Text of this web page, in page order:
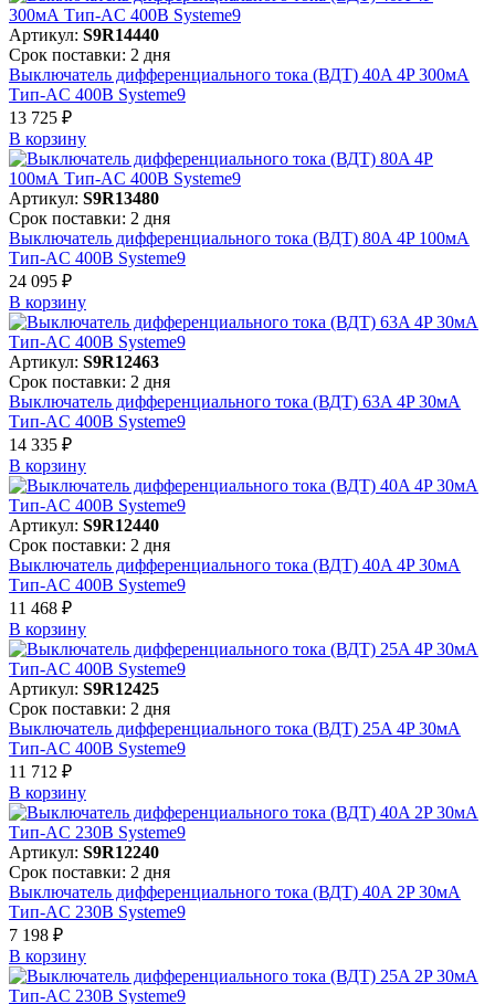
Артикул: S9R14440
Срок поставки: 2 дня
Выключатель дифференциального тока (ВДТ) 40A 4P 300мА
Тип-AC 400В Systeme9
13 725 ₽
В корзинy
Артикул: S9R13480
Срок поставки: 2 дня
Выключатель дифференциального тока (ВДТ) 80A 4P 100мА
Тип-AC 400В Systeme9
24 095 ₽
В корзинy
Артикул: S9R12463
Срок поставки: 2 дня
Выключатель дифференциального тока (ВДТ) 63A 4P 30мА
Тип-AC 400В Systeme9
14 335 ₽
В корзинy
Артикул: S9R12440
Срок поставки: 2 дня
Выключатель дифференциального тока (ВДТ) 40A 4P 30мА
Тип-AC 400В Systeme9
11 468 ₽
В корзинy
Артикул: S9R12425
Срок поставки: 2 дня
Выключатель дифференциального тока (ВДТ) 25A 4P 30мА
Тип-AC 400В Systeme9
11 712 ₽
В корзинy
Артикул: S9R12240
Срок поставки: 2 дня
Выключатель дифференциального тока (ВДТ) 40A 2P 30мА
Тип-AC 230В Systeme9
7 198 ₽
В корзинy